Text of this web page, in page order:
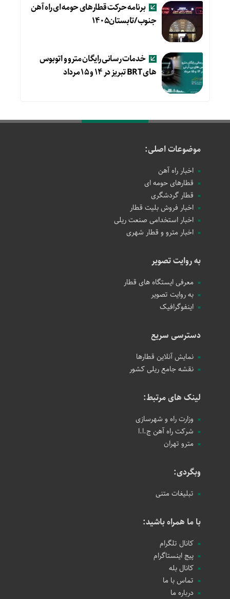
برنامه حرکت قطارهای حومه ای راه آهن
جنوب/تابستان۱۴۰۵
خدمات رسانی رایگان مترو و اتوبوس
های BRT تبریز در ۱۴ و ۱۵ مرداد
موضوعات اصلی:
اخبار راه آهن
قطارهای حومه ای
قطار گردشگری
اخبار فروش بلیت قطار
اخبار استخدامی صنعت ریلی
اخبار مترو و قطار شهری
به روایت تصویر
معرفی ایستگاه های قطار
به روایت تصویر
اینفوگرافیک
دسترسی سریع
نمایش آنلاین قطارها
نقشه جامع ریلی کشور
لینک های مرتبط:
وزارت راه و شهرسازی
شرکت راه آهن ج.ا.ا
مترو تهران
وبگردی:
تبلیغات متنی
با ما همراه باشید:
کانال تلگرام
پیج اینستاگرام
کانال بله
تماس با ما
درباره ما